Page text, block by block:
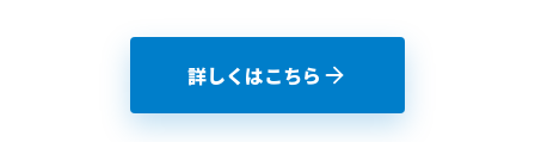
詳しくはこちら